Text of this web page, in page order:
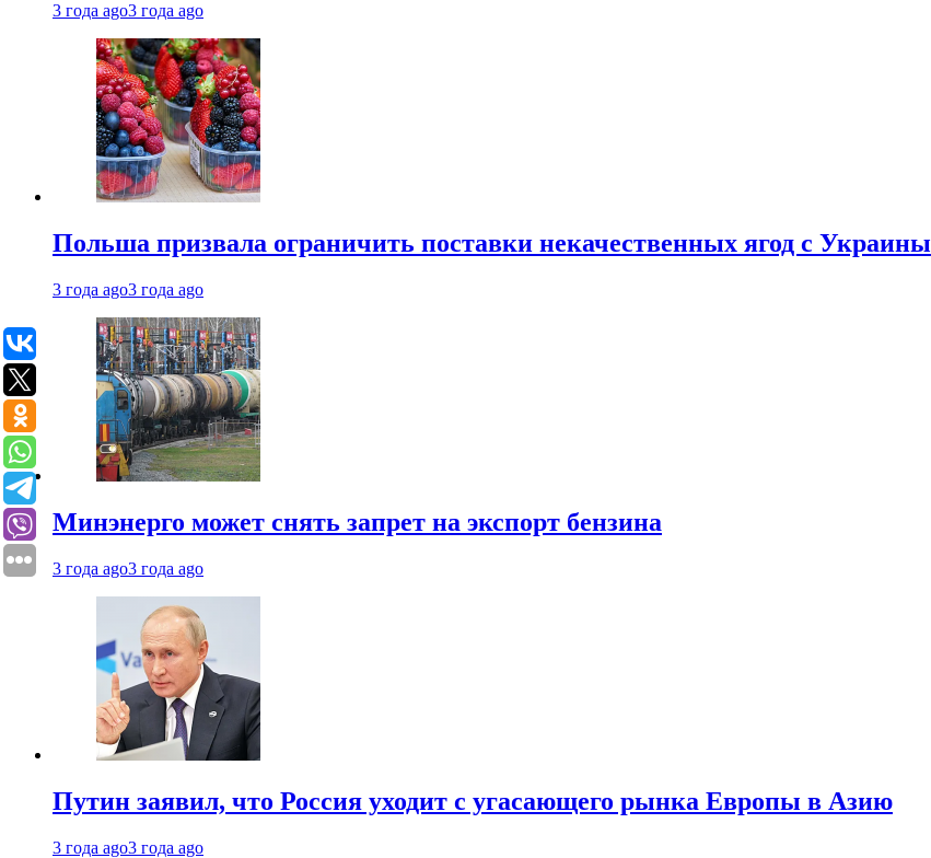
3 года ago3 года ago
Польша призвала ограничить поставки некачественных ягод с Украины
3 года ago3 года ago
Минэнерго может снять запрет на экспорт бензина
3 года ago3 года ago
Путин заявил, что Россия уходит с угасающего рынка Европы в Азию
3 года ago3 года ago